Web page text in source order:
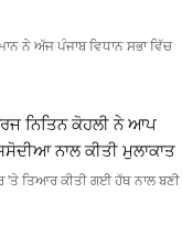
ਨੇ ਅੱਜ ਪੰਜਾਬ ਵਿਧਾਨ ਸਭਾ ਵਿੱਚ
ਨਿਤਿਨ ਕੋਹਲੀ ਨੇ ਆਪ
ਨਾਲ ਕੀਤੀ ਮੁਲਾਕਾਤ
'ਤੇ ਤਿਆਰ ਕੀਤੀ ਗਈ ਹੱਥ ਨਾਲ ਬਣੀ